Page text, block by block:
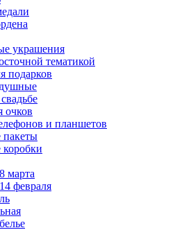
украшения
тематикой
подарков
очков
и планшетов
марта
февраля